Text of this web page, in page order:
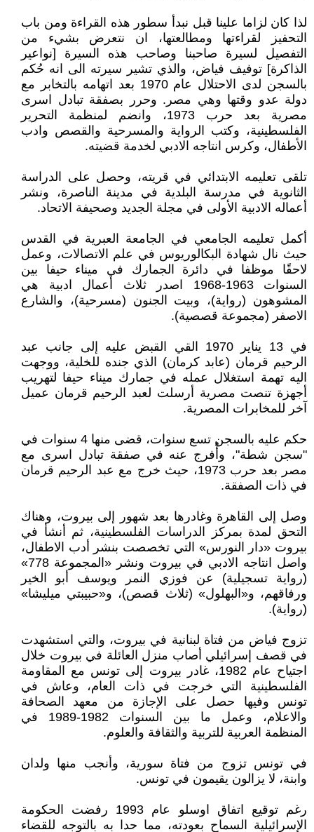
لذا كان لزاما علينا قبل نبدأ سطور هذه القراءة ومن باب
التحفيز لقراءتها ومطالعتها، ان نتعرض بشيء من
التفصيل لسيرة صاحبنا وصاحب هذه السيرة [نواعير
الذاكرة] توفيف فياض، والذي تشير سيرته الى انه حُكم
بالسجن لدى الاحتلال عام 1970 بعد اتهامه بالتخابر مع
دولة عدو وقتها وهي مصر. وحرر بصفقة تبادل اسرى
مصرية بعد حرب 1973، وانضم لمنظمة التحرير
الفلسطينية، وكتب الرواية والمسرحية والقصص وادب
الأطفال، وكرس انتاجه الادبي لخدمة قضيته.
تلقى تعليمه الابتدائي في قريته، وحصل على الدراسة
الثانوية في مدرسة البلدية في مدينة الناصرة، ونشر
أعماله الادبية الأولى في مجلة الجديد وصحيفة الاتحاد.
أكمل تعليمه الجامعي في الجامعة العبرية في القدس
حيث نال شهادة البكالوريوس في علم الاتصالات، وعمل
لاحقًا موظفا في دائرة الجمارك في ميناء حيفا بين
السنوات 1963-1968 اصدر ثلاث أعمال ادبية هي
المشوهون (رواية)، وبيت الجنون (مسرحية)، والشارع
الاصفر (مجموعة قصصية).
في 13 يناير 1970 القي القبض عليه إلى جانب عبد
الرحيم قرمان (عابد كرمان) الذي جنده للخلية، ووجهت
اليه تهمة استغلال عمله في جمارك ميناء حيفا لتهريب
أجهزة تنصت مصرية أرسلت لعبد الرحيم قرمان عميل
آخر للمخابرات المصرية.
حكم عليه بالسجن تسع سنوات، قضى منها 4 سنوات في
"سجن شطة"، وأُفرج عنه في صفقة تبادل اسرى مع
مصر بعد حرب 1973، حيث خرج مع عبد الرحيم قرمان
في ذات الصفقة.
وصل إلى القاهرة وغادرها بعد شهور إلى بيروت، وهناك
التحق لمدة بمركز الدراسات الفلسطينية، ثم أنشأ في
بيروت «دار النورس» التي تخصصت بنشر أدب الاطفال،
واصل انتاجه الادبي في بيروت ونشر «المجموعة 778»
(رواية تسجيلية) عن فوزي النمر ويوسف أبو الخير
ورفاقهم، و«البهلول» (ثلاث قصص)، و«حبيبتي ميليشا»
(رواية).
تزوج فياض من فتاة لبنانية في بيروت، والتي استشهدت
في قصف إسرائيلي أصاب منزل العائلة في بيروت خلال
اجتياح عام 1982، غادر بيروت إلى تونس مع المقاومة
الفلسطينية التي خرجت في ذات العام، وعاش في
تونس وفيها حصل على الإجازة من معهد الصحافة
والاعلام، وعمل ما بين السنوات 1982-1989 في
المنظمة العربية للتربية والثقافة والعلوم.
في تونس تزوج من فتاة سورية، وأنجب منها ولدان
وابنة، لا يزالون يقيمون في تونس.
رغم توقيع اتفاق اوسلو عام 1993 رفضت الحكومة
الإسرائيلية السماح بعودته، مما حدا به بالتوجه للقضاء